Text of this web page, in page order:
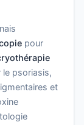
pour
le psoriasis,
et